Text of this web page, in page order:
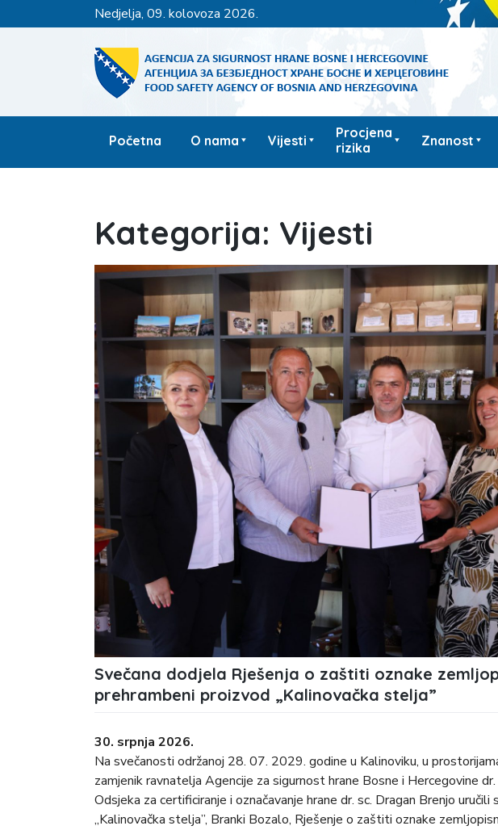
nedjelja, 09. kolovoza 2026.
Početna O nama Vijesti
Procjena
rizika
Znanost
Kategorija: Vijesti
Svečana dodjela Rješenja o zaštiti oznake
prehrambeni proizvod „Kalinovačka stelja”
30. srpnja 2026.
Na svečanosti održanoj 28. 07. 2029. godine u Kalinoviku, u
zamjenik ravnatelja Agencije za sigurnost hrane Bosne i Hercegovine
Odsjeka za certificiranje i označavanje hrane dr. sc. Dragan Brenjo uručili
„Kalinovačka stelja”, Branki Bozalo, Rješenje o zaštiti oznake